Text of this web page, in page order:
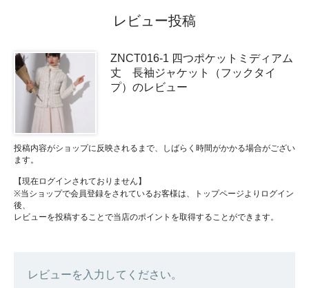
レビュー投稿
ZNCT016-1 四つポケットミディアム
丈 長袖ジャケット（フックタイ
プ）のレビュー
投稿内容がショップに反映されるまで、しばらく時間がかかる場合がござい
ます。
【現在ログインされておりません】
※当ショップで会員登録をされているお客様は、トップページよりログイン
後、
レビューを投稿することで当店のポイントを取得することができます。
レビューを入力してください。